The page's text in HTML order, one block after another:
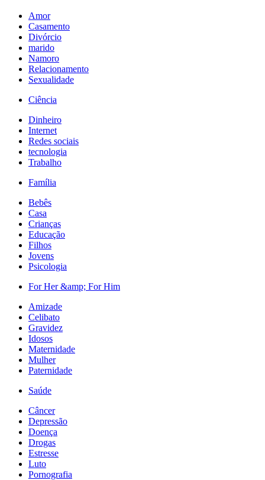
Amor
Casamento
Divórcio
marido
Namoro
Relacionamento
Sexualidade
Ciência
Dinheiro
Internet
Redes sociais
tecnologia
Trabalho
Família
Bebês
Casa
Crianças
Educação
Filhos
Jovens
Psicologia
For Her &amp; For Him
Amizade
Celibato
Gravidez
Idosos
Maternidade
Mulher
Paternidade
Saúde
Câncer
Depressão
Doença
Drogas
Estresse
Luto
Pornografia